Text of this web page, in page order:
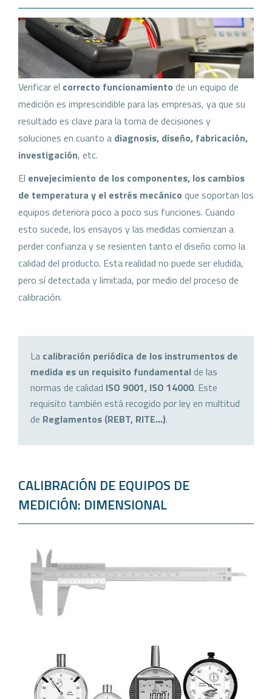
Verificar el correcto funcionamiento de un equipo de
medición es imprescindible para las empresas, ya que su
resultado es clave para la toma de decisiones y
soluciones en cuanto a diagnosis, diseño, fabricación,
investigación, etc.
El envejecimiento de los componentes, los cambios
de temperatura y el estrés mecánico que soportan los
equipos deteriora poco a poco sus funciones. Cuando
esto sucede, los ensayos y las medidas comienzan a
perder confianza y se resienten tanto el diseño como la
calidad del producto. Esta realidad no puede ser eludida,
pero sí detectada y limitada, por medio del proceso de
calibración.
La calibración periódica de los instrumentos de
medida es un requisito fundamentalde las
normas de calidad ISO 9001, ISO 14000. Este
requisito también está recogido por ley en multitud
de Reglamentos (REBT, RITE…).
CALIBRACIÓN DE EQUIPOS DE
MEDICIÓN: DIMENSIONAL